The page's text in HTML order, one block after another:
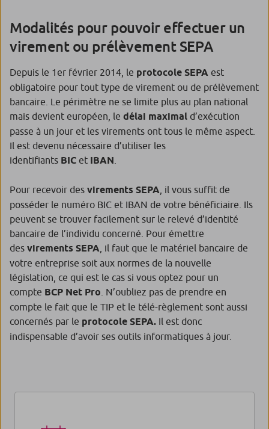
Modalités pour pouvoir effectuer un
virement ou prélèvement SEPA
Depuis le 1er février 2014, le protocole SEPA est
obligatoire pour tout type de virement ou de prélèvement
bancaire. Le périmètre ne se limite plus au plan national
mais devient européen, le délai maximal d’exécution
passe à un jour et les virements ont tous le même aspect.
Il est devenu nécessaire d’utiliser les
identifiants BIC et IBAN
Pour recevoir des virements SEPA , il vous suffit de
posséder le numéro BIC et IBAN de votre bénéficiaire. Ils
peuvent se trouver facilement sur le relevé d’identité
bancaire de l’individu concerné. Pour émettre
des virements SEPA , il faut que le matériel bancaire de
votre entreprise soit aux normes de la nouvelle
législation, ce qui est le cas si vous optez pour un
compte BCP Net Pro . N’oubliez pas de prendre en
compte le fait que le TIP et le télé-règlement sont aussi
concernés par le protocole SEPA. Il est donc
indispensable d’avoir ses outils informatiques à jour.